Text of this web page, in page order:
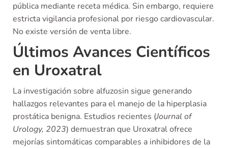
pública mediante receta médica. Sin embargo, requiere
estricta vigilancia profesional por riesgo cardiovascular.
No existe versión de venta libre.
Últimos Avances Científicos
en Uroxatral
La investigación sobre alfuzosin sigue generando
hallazgos relevantes para el manejo de la hiperplasia
prostática benigna. Estudios recientes (Journal of
Urology, 2023) demuestran que Uroxatral ofrece
mejorías sintomáticas comparables a inhibidores de la